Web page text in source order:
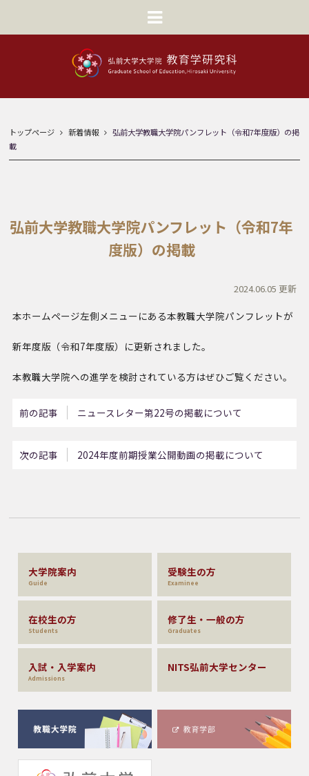
トップページ 新着情報
弘前大学教職大学院パンフレット（令和7年度版）の掲
載
弘前大学教職大学院パンフレット（令和7年
度版）の掲載
2024.06.05 更新
本ホームページ左側メニューにある本教職大学院パンフレットが
新年度版（令和7年度版）に更新されました。
本教職大学院への進学を検討されている方はぜひご覧ください。
前の記事 ニュースレター第22号の掲載について
次の記事 2024年度前期授業公開動画の掲載について
大学院案内
Guide
受験生の方
Examinee
在校生の方
Students
修了生・一般の方
Graduates
入試・入学案内
Admissions
NITS弘前大学センター